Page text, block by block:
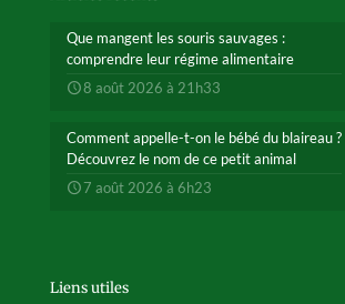
Que mangent les souris sauvages :
comprendre leur régime alimentaire
8 août 2026 à 21h33
Comment appelle-t-on le bébé du blaireau ?
Découvrez le nom de ce petit animal
7 août 2026 à 6h23
Liens utiles